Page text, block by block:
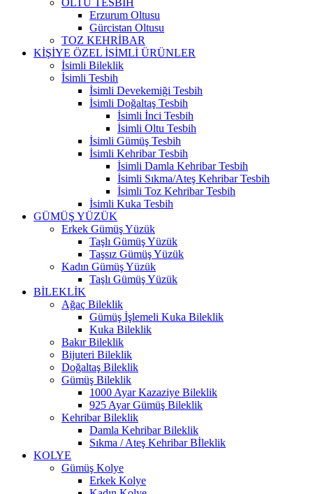
OLTU TESBİH
Erzurum Oltusu
Gürcistan Oltusu
TOZ KEHRİBAR
KİŞİYE ÖZEL İSİMLİ ÜRÜNLER
İsimli Bileklik
İsimli Tesbih
İsimli Devekemiği Tesbih
İsimli Doğaltaş Tesbih
İsimli İnci Tesbih
İsimli Oltu Tesbih
İsimli Gümüş Tesbih
İsimli Kehribar Tesbih
İsimli Damla Kehribar Tesbih
İsimli Sıkma/Ateş Kehribar Tesbih
İsimli Toz Kehribar Tesbih
İsimli Kuka Tesbih
GÜMÜŞ YÜZÜK
Erkek Gümüş Yüzük
Taşlı Gümüş Yüzük
Taşsız Gümüş Yüzük
Kadın Gümüş Yüzük
Taşlı Gümüş Yüzük
BİLEKLİK
Ağaç Bileklik
Gümüş İşlemeli Kuka Bileklik
Kuka Bileklik
Bakır Bileklik
Bijuteri Bileklik
Doğaltaş Bileklik
Gümüş Bileklik
1000 Ayar Kazaziye Bileklik
925 Ayar Gümüş Bileklik
Kehribar Bileklik
Damla Kehribar Bileklik
Sıkma / Ateş Kehribar Bİleklik
KOLYE
Gümüş Kolye
Erkek Kolye